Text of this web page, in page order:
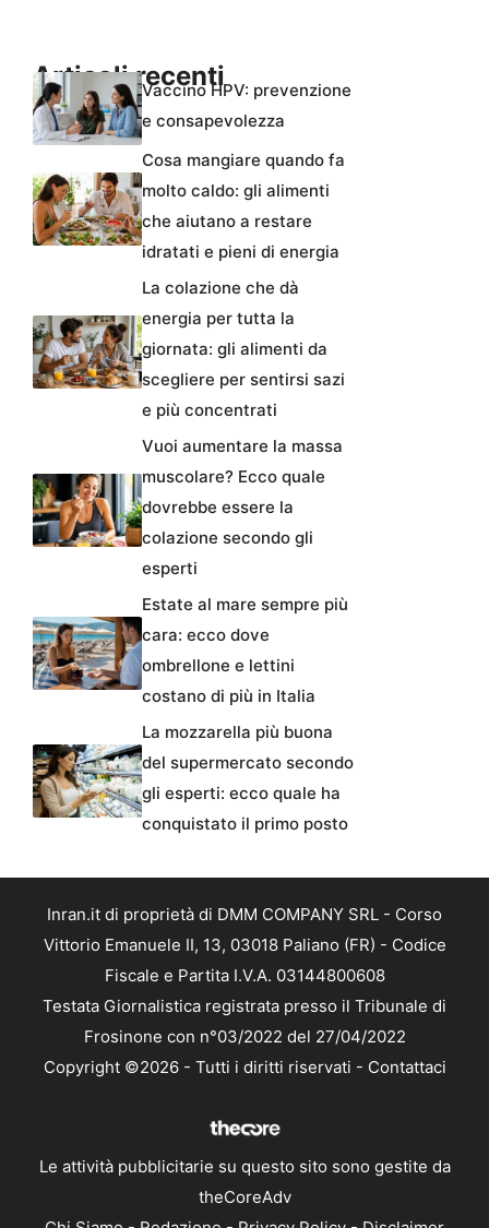
Articoli recentiVaccino HPV: prevenzione
e consapevolezza
Cosa mangiare quando fa
molto caldo: gli alimenti
che aiutano a restare
idratati e pieni di energia
La colazione che dà
energia per tutta la
giornata: gli alimenti da
scegliere per sentirsi sazi
e più concentrati
Vuoi aumentare la massa
muscolare? Ecco quale
dovrebbe essere la
colazione secondo gli
esperti
Estate al mare sempre più
cara: ecco dove
ombrellone e lettini
costano di più in Italia
La mozzarella più buona
del supermercato secondo
gli esperti: ecco quale ha
conquistato il primo posto
Inran.it di proprietà di DMM COMPANY SRL - Corso
Vittorio Emanuele II, 13, 03018 Paliano (FR) - Codice
Fiscale e Partita I.V.A. 03144800608
Testata Giornalistica registrata presso il Tribunale di
Frosinone con n°03/2022 del 27/04/2022
Copyright ©2026 - Tutti i diritti riservati - Contattaci
Le attività pubblicitarie su questo sito sono gestite da
theCoreAdv